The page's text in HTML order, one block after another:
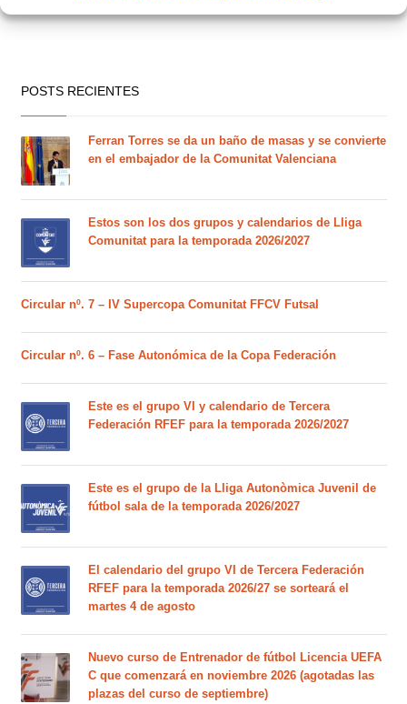
POSTS RECIENTES
Ferran Torres se da un baño de masas y se convierte
en el embajador de la Comunitat Valenciana
Estos son los dos grupos y calendarios de Lliga
Comunitat para la temporada 2026/2027
Circular nº. 7 – IV Supercopa Comunitat FFCV Futsal
Circular nº. 6 – Fase Autonómica de la Copa Federación
Este es el grupo VI y calendario de Tercera
Federación RFEF para la temporada 2026/2027
Este es el grupo de la Lliga Autonòmica Juvenil de
fútbol sala de la temporada 2026/2027
El calendario del grupo VI de Tercera Federación
RFEF para la temporada 2026/27 se sorteará el
martes 4 de agosto
Nuevo curso de Entrenador de fútbol Licencia UEFA
C que comenzará en noviembre 2026 (agotadas las
plazas del curso de septiembre)